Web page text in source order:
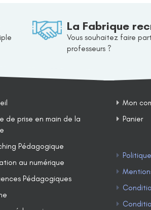
La Fabrique
Vous souhaitez faire
professeurs ?
de prise en main de la
Pédagogique
au numérique
Pédagogiques
Mon
Panier